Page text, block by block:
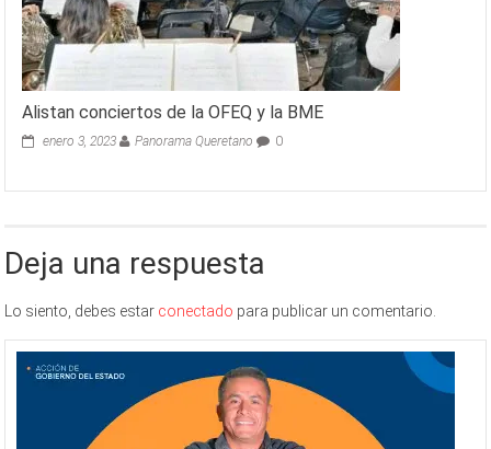
Alistan conciertos de la OFEQ y la BME
enero 3, 2023 Panorama Queretano 0
Deja una respuesta
Lo siento, debes estar conectado para publicar un comentario.